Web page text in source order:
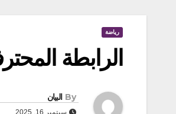
رياضة
الرابطة المحترفة
By البيان
سبتمبر 16, 2025